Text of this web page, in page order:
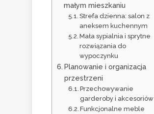
małym mieszkaniu
Strefa dzienna: salon z
aneksem kuchennym
Mała sypialnia i sprytne
rozwiązania do
wypoczynku
Planowanie i organizacja
przestrzeni
Przechowywanie
garderoby i akcesoriów
Funkcjonalne meble